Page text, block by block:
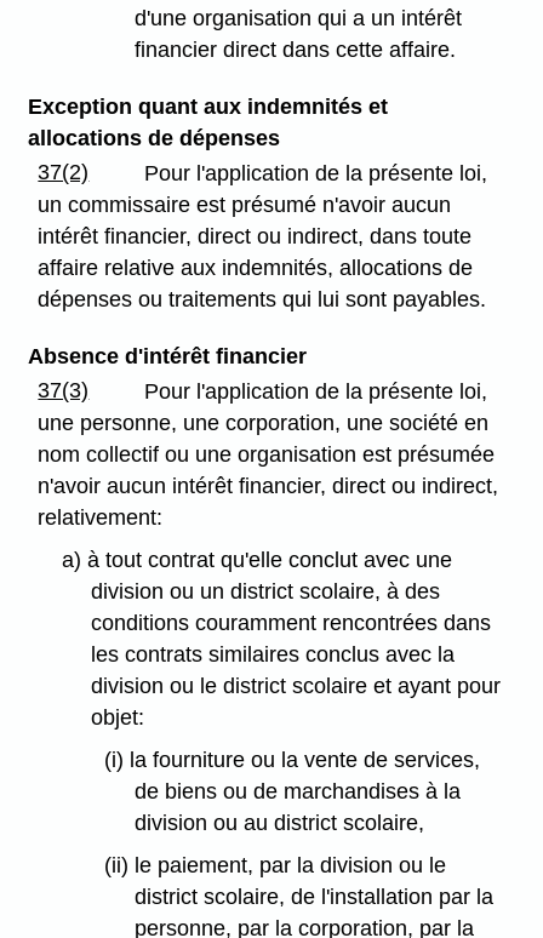
d'une organisation qui a un intérêt
financier direct dans cette affaire.
Exception quant aux indemnités et
allocations de dépenses
37(2)
Pour l'application de la présente loi,
un commissaire est présumé n'avoir aucun
intérêt financier, direct ou indirect, dans toute
affaire relative aux indemnités, allocations de
dépenses ou traitements qui lui sont payables.
Absence d'intérêt financier
37(3)
Pour l'application de la présente loi,
une personne, une corporation, une société en
nom collectif ou une organisation est présumée
n'avoir aucun intérêt financier, direct ou indirect,
relativement:
a) à tout contrat qu'elle conclut avec une
division ou un district scolaire, à des
conditions couramment rencontrées dans
les contrats similaires conclus avec la
division ou le district scolaire et ayant pour
objet:
(i) la fourniture ou la vente de services,
de biens ou de marchandises à la
division ou au district scolaire,
(ii) le paiement, par la division ou le
district scolaire, de l'installation par la
personne, par la corporation, par la